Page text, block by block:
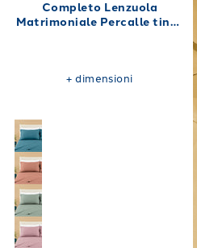
Completo Lenzuola
Matrimoniale Percalle tinta
+dimensioni